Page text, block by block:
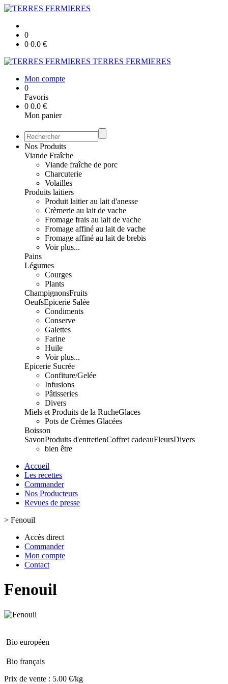
0
0 0.0 €
TERRES FERMIERES
Mon compte
0
Favoris
0 0.0 €
Mon panier
Nos Produits
Viande Fraîche
Viande fraîche de porc
Charcuterie
Volailles
Produits laitiers
Produit laitier au lait d'anesse
Crèmerie au lait de vache
Fromage frais au lait de vache
Fromage affiné au lait de vache
Fromage affiné au lait de brebis
Voir plus...
Pains
Légumes
Courges
Plants
ChampignonsFruits
OeufsEpicerie Salée
Condiments
Conserve
Galettes
Farine
Huile
Voir plus...
Epicerie Sucrée
Confiture/Gelée
Infusions
Pâtisseries
Divers
Miels et Produits de la RucheGlaces
Pots de Crèmes Glacées
Boisson
SavonProduits d'entretienCoffret cadeauFleursDivers
bien être
Accueil
Les recettes
Commander
Nos Producteurs
Revues de presse
> Fenouil
Accès direct
Commander
Mon compte
Contact
Fenouil
Bio européen
Bio français
Prix de vente : 5.00 €/kg